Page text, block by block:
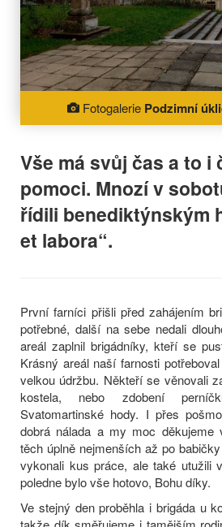
Fotogalerie Podzimní
Vše má svůj čas a to i
pomoci. Mnozí v
řídili benediktýnským
et labora“.
První farníci přišli před zahájením
potřebné, další na sebe nedali
areál zaplnil brigádníky, kteří se
Krásný areál naší farnosti
velkou údržbu. Někteří se věnovali
kostela, nebo zdobení
Svatomartinské hody. I přes
dobrá nálada a my moc děkujeme
těch úplně nejmenších až po
vykonali kus práce, ale také utužili
poledne bylo vše hotovo, Bohu díky.
Ve stejný den proběhla i brigáda u